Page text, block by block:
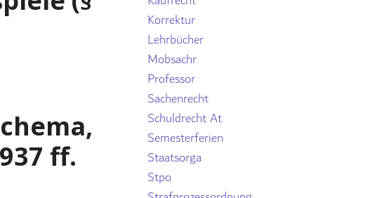
ff.
Korrektur
Lehrbücher
Mobsachr
Professor
Sachenrecht
Schuldrecht At
Semesterferien
Staatsorga
Stpo